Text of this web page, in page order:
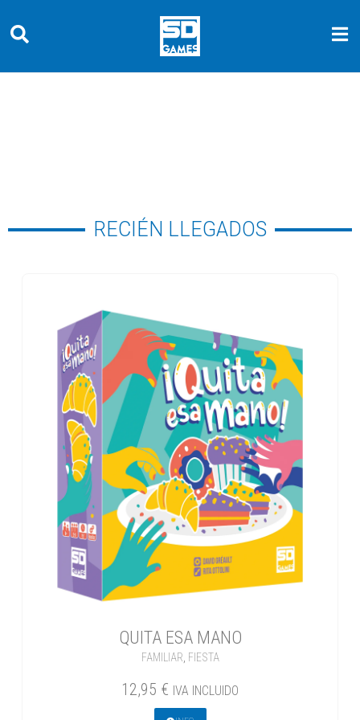
RECIÉN LLEGADOS
QUITA ESA MANO
FAMILIAR FIESTA
12,95 € IVA INCLUIDO